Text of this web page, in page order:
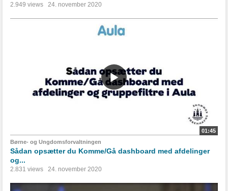
2.949 views 24. november 2020
01:45
Børne- og Ungdomsforvaltningen
Sådan opsætter du Komme/Gå dashboard med afdelinger
og...
2.831 views 24. november 2020